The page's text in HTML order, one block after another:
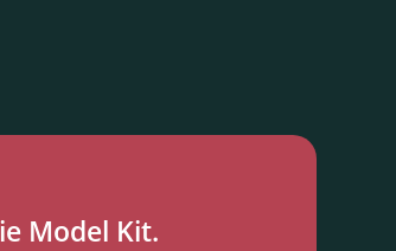
Model Kit.